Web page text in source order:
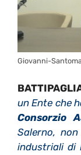
Giovanni-
un Ente che
Consorzio
Salerno,
industriali di